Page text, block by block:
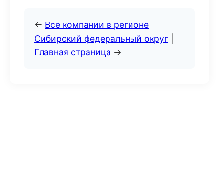
← Все компании в регионе
Сибирский федеральный округ
Главная страница →